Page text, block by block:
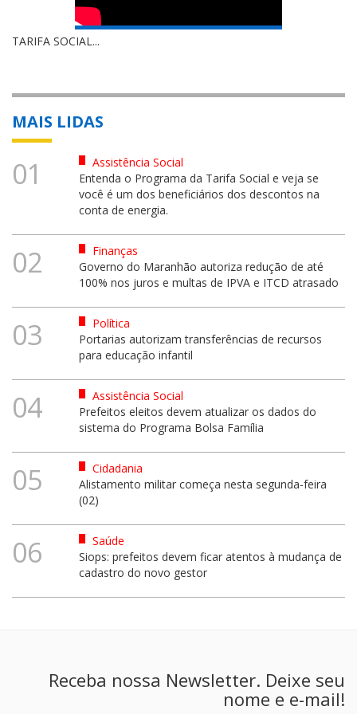
TARIFA SOCIAL...
MAIS LIDAS
01
Assistência Social
Entenda o Programa da Tarifa Social e veja se
você é um dos beneficiários dos descontos na
conta de energia.
02
Finanças
Governo do Maranhão autoriza redução de até
100% nos juros e multas de IPVA e ITCD atrasado
03
Política
Portarias autorizam transferências de recursos
para educação infantil
04
Assistência Social
Prefeitos eleitos devem atualizar os dados do
sistema do Programa Bolsa Família
05
Cidadania
Alistamento militar começa nesta segunda-feira
(02)
06
Saúde
Siops: prefeitos devem ficar atentos à mudança de
cadastro do novo gestor
Receba nossa Newsletter. Deixe seu
nome e e-mail!